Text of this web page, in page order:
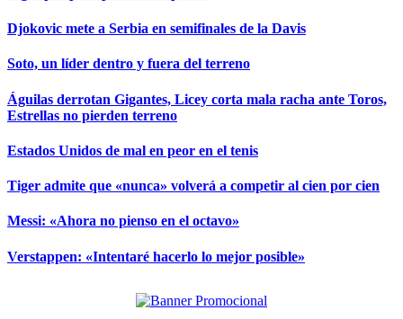
Djokovic mete a Serbia en semifinales de la Davis
Soto, un líder dentro y fuera del terreno
Águilas derrotan Gigantes, Licey corta mala racha ante Toros,
Estrellas no pierden terreno
Estados Unidos de mal en peor en el tenis
Tiger admite que «nunca» volverá a competir al cien por cien
Messi: «Ahora no pienso en el octavo»
Verstappen: «Intentaré hacerlo lo mejor posible»